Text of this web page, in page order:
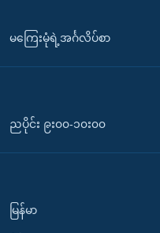
မကြေးမုံရဲ့အင်္ဂလိပ်စာ
ညပိုင်း ၉း၀၀-၁၀း၀၀
မြန်မာ